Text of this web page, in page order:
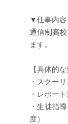
▼仕事内容
通信制高
ます。
【具体的
・スクー
・レポー
・生徒指
度）